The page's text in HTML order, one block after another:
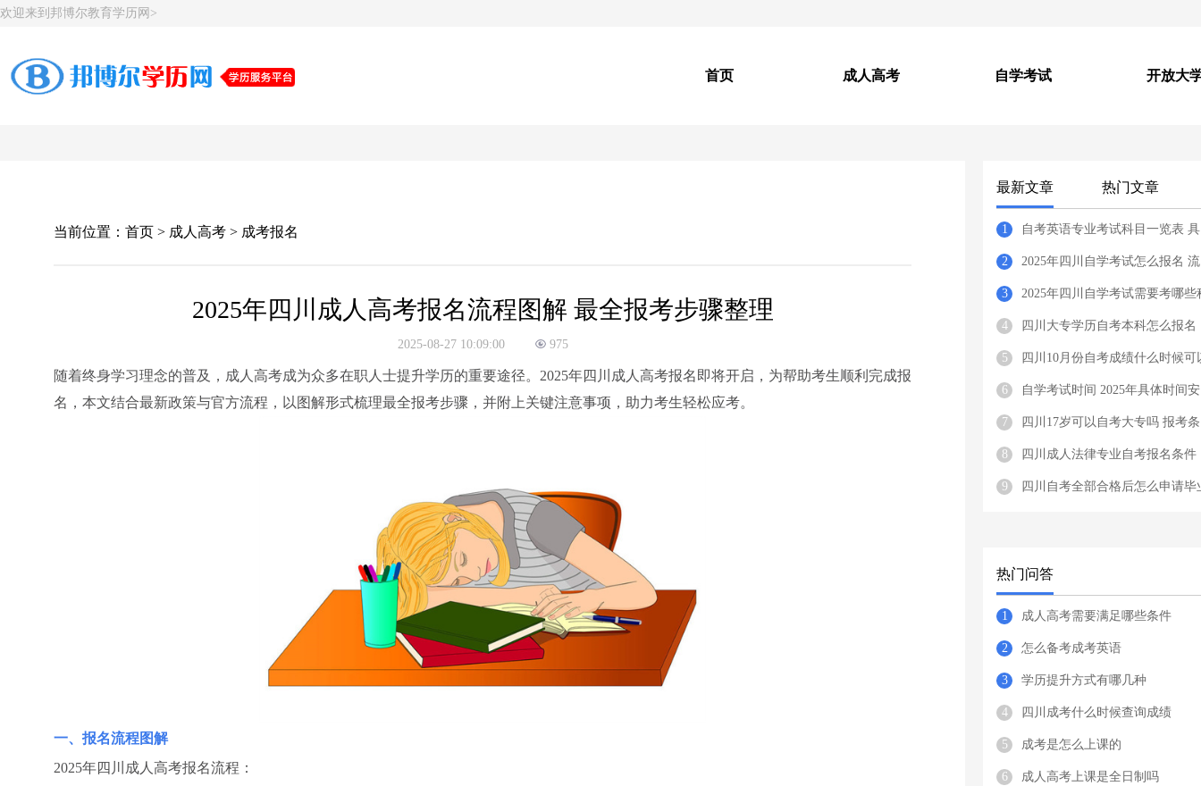
欢迎来到邦博尔教育学历网>
首页 成人高考 自学考试 开放大
当前位置： 首页 > 成人高考 > 成考报名
2025年四川成人高考报名流程图解 最全报考步骤整理
2025-08-27 10:09:00 975
随着终身学习理念的普及，成人高考成为众多在职人士提升学历的重要途径。2025年四川成人高考报名即将开启，为帮助考生顺利完成报
名，本文结合最新政策与官方流程，以图解形式梳理最全报考步骤，并附上关键注意事项，助力考生轻松应考。
一、报名流程图解
2025年四川成人高考报名流程：
最新文章 热门文章
1 自考英语专业考试科目一览表 具
2 2025年四川自学考试怎么报名 流
3 2025年四川自学考试需要考哪些
4 四川大专学历自考本科怎么报名
5 四川10月份自考成绩什么时候可
6 自学考试时间 2025年具体时间安
7 四川17岁可以自考大专吗 报考条
8 四川成人法律专业自考报名条件
9 四川自考全部合格后怎么申请毕
热门问答
1 成人高考需要满足哪些条件
2 怎么备考成考英语
3 学历提升方式有哪几种
4 四川成考什么时候查询成绩
5 成考是怎么上课的
6 成人高考上课是全日制吗